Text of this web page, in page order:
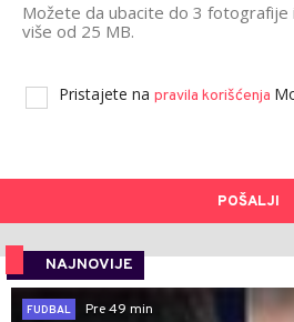
Možete da ubacite do 3 fotografije
više od 25 MB.
Pristajete na pravila korišćenja
POŠALJI
NAJNOVIJE
FUDBAL
Pre 49 min